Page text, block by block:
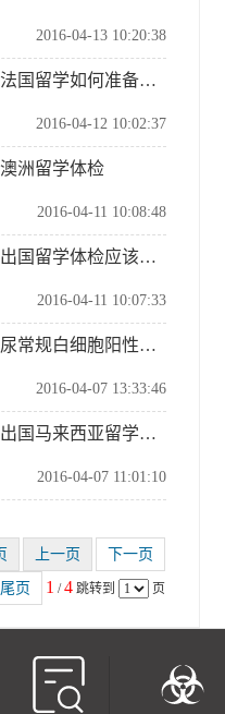
2016-04-13 10:20:38
法国留学如何准备签证材料
2016-04-12 10:02:37
澳洲留学体检
2016-04-11 10:08:48
出国留学体检应该提早准备
2016-04-11 10:07:33
尿常规白细胞阳性是什么意思？
2016-04-07 13:33:46
出国马来西亚留学体检需要注意的事项
2016-04-07 11:01:10
1 /4 跳转到 页